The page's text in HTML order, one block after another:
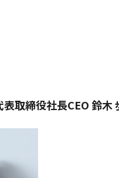
取締役社長CEO 鈴木